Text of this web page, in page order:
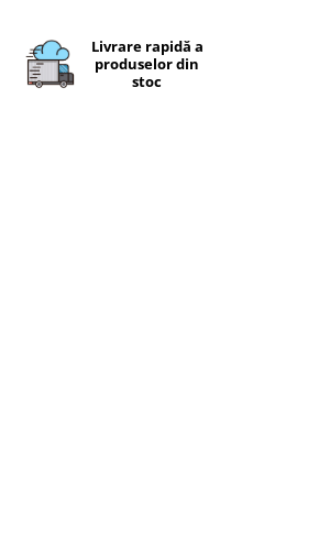
Livrare rapidă a
produselor din
stoc